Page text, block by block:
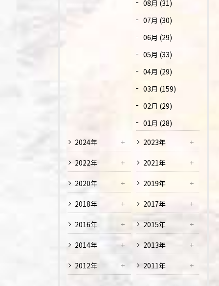
08月 (31)
07月 (30)
06月 (29)
05月 (33)
04月 (29)
03月 (159)
02月 (29)
01月 (28)
2024年
2023年
2022年 2021年
2020年 2019年
2018年 2017年
2016年 2015年
2014年 2013年
2012年 2011年